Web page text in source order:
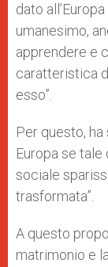
dato
umanesimo,
apprendere e
caratteristica
esso”.
Per questo, ha
Europa se
sociale
trasformata”.
A questo
matrimonio e